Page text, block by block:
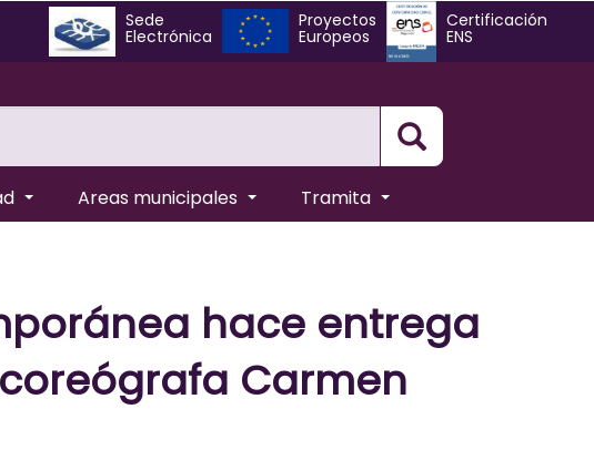
Sede
Electrónica
Proyectos
Europeos
Certificación
ENS
Busqueda
Areas municipales Tramita
hace entrega
Carmen